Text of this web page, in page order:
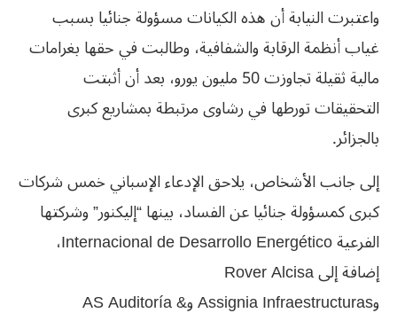
واعتبرت النيابة أن هذه الكيانات ‏مسؤولة جنائيا بسبب
غياب أنظمة الرقابة والشفافية، وطالبت في حقها ‏بغرامات
مالية ثقيلة تجاوزت 50 مليون يورو، بعد أن أثبتت
التحقيقات ‏تورطها في رشاوى مرتبطة بمشاريع كبرى
بالجزائر.
إلى جانب الأشخاص، يلاحق الإدعاء الإسباني خمس شركات
كبرى كمسؤولة ‏جنائيا عن الفساد، بينها “إليكنور” وشركتها
الفرعية Internacional de ‎Desarrollo Energético،
وAssignia ‎Infraestructuras وAS Auditoría &